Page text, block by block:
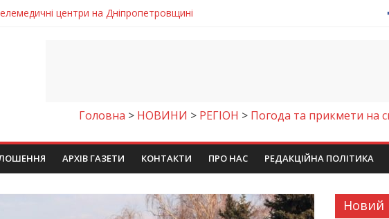
центри на Дніпропетровщині
досліджують місце розташування легендарного монастиря (Фото)
шанс на власне житло
важлива правильна комунікація
Головна > НОВИНИ > РЕГІОН > Погода та прикмети на
АРХІВ ГАЗЕТИ КОНТАКТИ ПРО НАС РЕДАКЦІЙНА ПОЛІТИКА
Новий